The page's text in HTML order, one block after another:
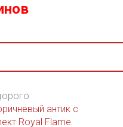
антик с
Royal Flame